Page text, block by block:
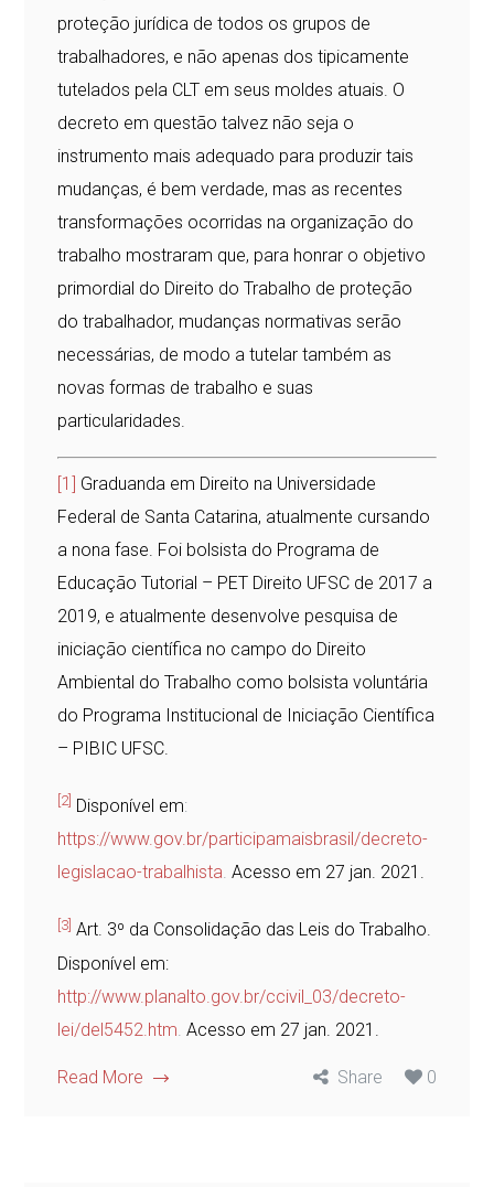
proteção jurídica de todos os grupos de
trabalhadores, e não apenas dos tipicamente
tutelados pela CLT em seus moldes atuais. O
decreto em questão talvez não seja o
instrumento mais adequado para produzir tais
mudanças, é bem verdade, mas as recentes
transformações ocorridas na organização do
trabalho mostraram que, para honrar o objetivo
primordial do Direito do Trabalho de proteção
do trabalhador, mudanças normativas serão
necessárias, de modo a tutelar também as
novas formas de trabalho e suas
particularidades.
[1] Graduanda em Direito na Universidade
Federal de Santa Catarina, atualmente cursando
a nona fase. Foi bolsista do Programa de
Educação Tutorial – PET Direito UFSC de 2017 a
2019, e atualmente desenvolve pesquisa de
iniciação científica no campo do Direito
Ambiental do Trabalho como bolsista voluntária
do Programa Institucional de Iniciação Científica
– PIBIC UFSC.
[2] Disponível em:
https://www.gov.br/participamaisbrasil/decreto-
legislacao-trabalhista. Acesso em 27 jan. 2021.
[3] Art. 3º da Consolidação das Leis do Trabalho.
Disponível em:
http://www.planalto.gov.br/ccivil_03/decreto-
lei/del5452.htm Acesso em 27 jan. 2021.
Read More Share 0